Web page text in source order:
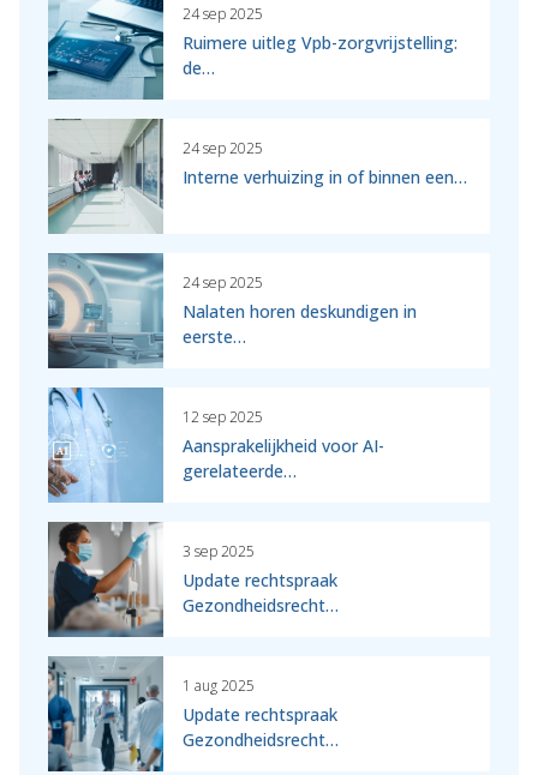
24 sep 2025
Ruimere uitleg Vpb-zorgvrijstelling:
de…
24 sep 2025
Interne verhuizing in of binnen een…
24 sep 2025
Nalaten horen deskundigen in
eerste…
12 sep 2025
Aansprakelijkheid voor AI-
gerelateerde…
3 sep 2025
Update rechtspraak
Gezondheidsrecht…
1 aug 2025
Update rechtspraak
Gezondheidsrecht…